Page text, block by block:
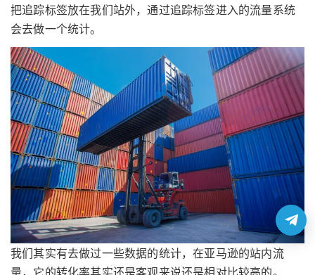
把追踪标签放在我们站外，通过追踪标签进入的流量系统
会去做一个统计。
我们其实有去做过一些数据的统计，在亚马逊的站内流